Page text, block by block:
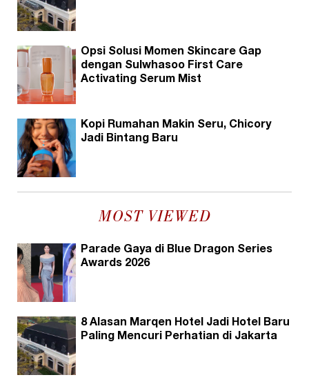
Opsi Solusi Momen Skincare Gap
dengan Sulwhasoo First Care
Activating Serum Mist
Kopi Rumahan Makin Seru, Chicory
Jadi Bintang Baru
MOST VIEWED
Parade Gaya di Blue Dragon Series
Awards 2026
8 Alasan Marqen Hotel Jadi Hotel Baru
Paling Mencuri Perhatian di Jakarta